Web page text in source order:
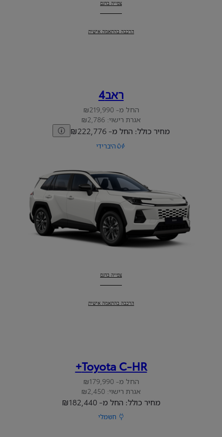
היילקס:
צפייה בדגם
היילקס :
הרכבה בהתאמה אישית
ראב4
החל מ- ₪219,990
אגרת רישוי: ₪2,786
מחיר כולל: החל מ- ₪222,776
היברידי
ראב4 :
צפייה בדגם
ראב4 :
הרכבה בהתאמה אישית
Toyota C-HR+
החל מ- ₪179,990
אגרת רישוי: ₪2,450
מחיר כולל: החל מ- ₪182,440
חשמלי